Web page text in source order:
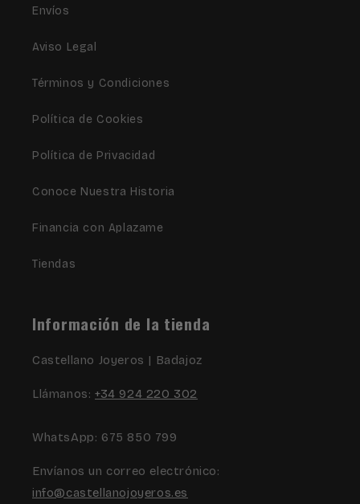
Envíos
Aviso Legal
Términos y Condiciones
Política de Cookies
Política de Privacidad
Conoce Nuestra Historia
Financia con Aplazame
Tiendas
Información de la tienda
Castellano Joyeros | Badajoz
Llámanos: +34 924 220 302
WhatsApp: 675 850 799
Envíanos un correo electrónico:
info@castellanojoyeros.es